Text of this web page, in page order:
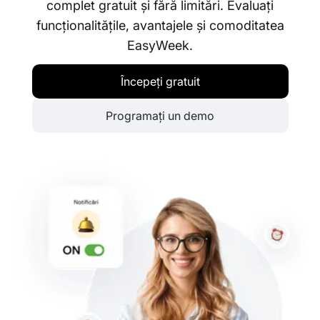
complet gratuit și fără limitări. Evaluați
funcționalitățile, avantajele și comoditatea
EasyWeek.
Începeți gratuit
Programați un demo